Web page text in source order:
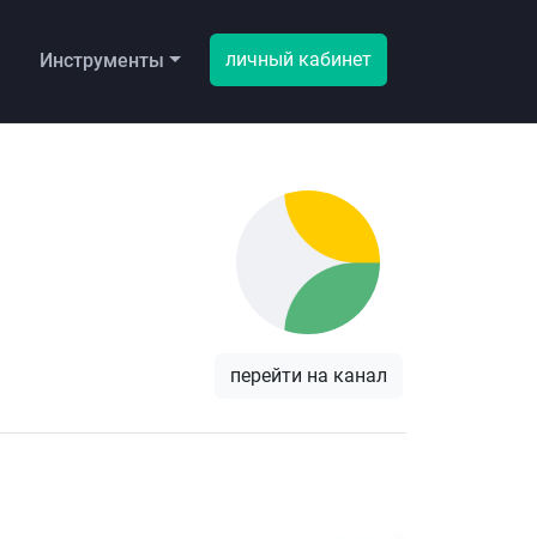
Инструменты личный кабинет
перейти на канал